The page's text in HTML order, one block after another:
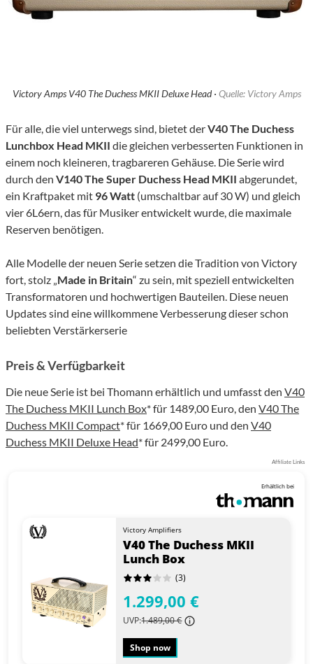
Victory Amps V40 The Duchess MKII Deluxe Head · Quelle: Victory Amps
Für alle, die viel unterwegs sind, bietet derV40 The Duchess
Lunchbox Head MKII die gleichen verbesserten Funktionen in
einem noch kleineren, tragbareren Gehäuse. Die Serie wird
durch den V140 The Super Duchess Head MKII abgerundet,
ein Kraftpaket mit 96 Watt (umschaltbar auf 30 W) und gleich
vier 6L6ern, das für Musiker entwickelt wurde, die maximale
Reserven benötigen.
Alle Modelle der neuen Serie setzen die Tradition von Victory
fort, stolz „Made in Britain“ zu sein, mit speziell entwickelten
Transformatoren und hochwertigen Bauteilen. Diese neuen
Updates sind eine willkommene Verbesserung dieser schon
beliebten Verstärkerserie
Preis & Verfügbarkeit
Die neue Serie ist bei Thomann erhältlich und umfasst den V40
The Duchess MKII Lunch Box* für 1489,00 Euro, den V40 The
Duchess MKII Compact* für 1669,00 Euro und den V40
Duchess MKII Deluxe Head* für 2499,00 Euro.
Affiliate Links
Erhältlich bei
Victory Amplifiers
V40 The Duchess MKII
Lunch Box
(3)
1.299,00 €
UVP:1.489,00 €
Shop now